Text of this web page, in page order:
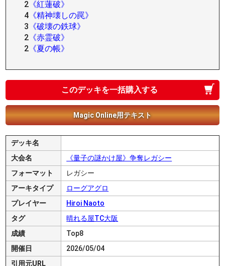
2 《紅蓮破》
4 《精神壊しの罠》
3 《破壊の鉄球》
2 《赤霊破》
2 《夏の帳》
このデッキを一括購入する
Magic Online用テキスト
デッキ名
大会名
《量子の謎かけ屋》争奪レガシー
フォーマット
レガシー
アーキタイプ
ローグアグロ
プレイヤー
Hiroi Naoto
タグ
晴れる屋TC大阪
成績
Top8
開催日
2026/05/04
引用元URL